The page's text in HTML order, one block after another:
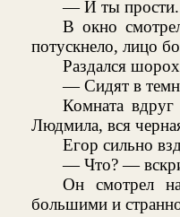
— И ты
В окно
потускнело, лицо
Раздался
— Сидят в
Комната
Людмила, вся
Егор сильно
— Что? —
Он смотрел
большими и